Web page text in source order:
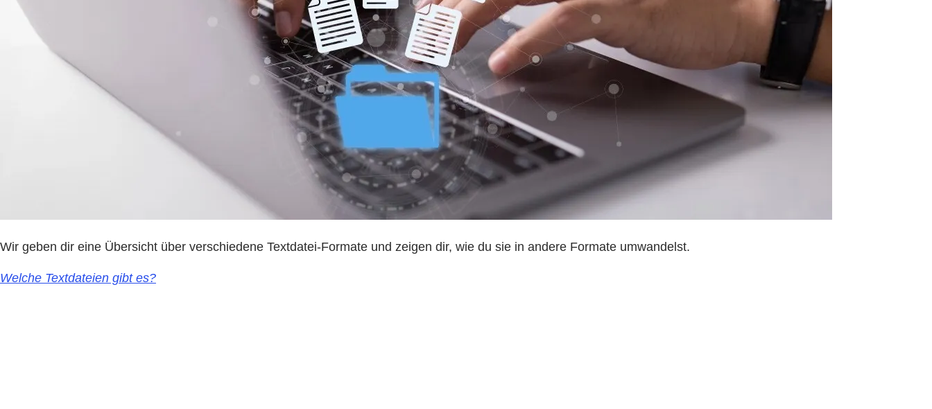
Wir geben dir eine Übersicht über verschiedene Textdatei-Formate und zeigen dir, wie du sie in andere Formate umwandelst.
Welche Textdateien gibt es?